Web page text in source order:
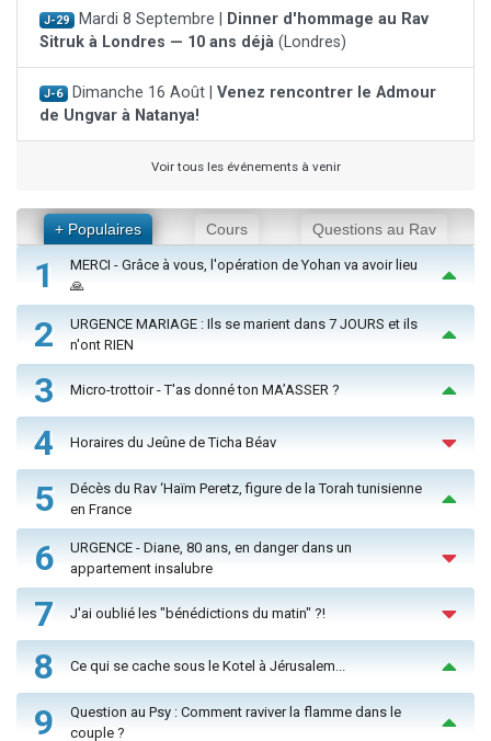
J-29 Mardi 8 Septembre |
Dinner d'hommage au Rav
Sitruk à Londres — 10 ans déjà (Londres)
J-6 Dimanche 16 Août | Venez rencontrer le Admour
de Ungvar à Natanya!
Voir tous les événements à venir
+ Populaires Cours Questions au Rav
1
MERCI - Grâce à vous, l'opération de Yohan va avoir lieu
🙏
2
URGENCE MARIAGE : Ils se marient dans 7 JOURS et ils
n'ont RIEN
3 Micro-trottoir - T'as donné ton MA’ASSER ?
4 Horaires du Jeûne de Ticha Béav
5
Décès du Rav ‘Haïm Peretz, figure de la Torah tunisienne
en France
6
URGENCE - Diane, 80 ans, en danger dans un
appartement insalubre
7 J'ai oublié les "bénédictions du matin" ?!
8 Ce qui se cache sous le Kotel à Jérusalem...
9
Question au Psy : Comment raviver la flamme dans le
couple ?